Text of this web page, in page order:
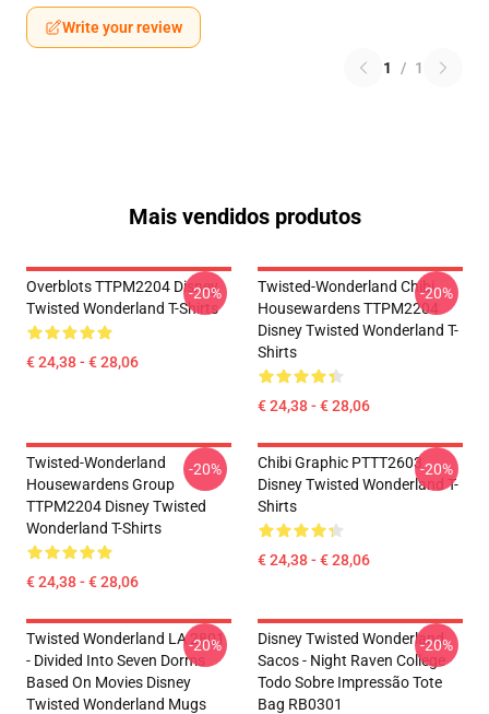
Write your review
1 / 1
Mais vendidos produtos
Overblots TTPM2204 Disney
Twisted Wonderland T-Shirts
€ 24,38 - € 28,06
-20%
Twisted-Wonderland Chibi
Housewardens TTPM2204
Disney Twisted Wonderland T-
Shirts
€ 24,38 - € 28,06
-20%
Twisted-Wonderland
Housewardens Group
TTPM2204 Disney Twisted
Wonderland T-Shirts
€ 24,38 - € 28,06
-20%
Chibi Graphic PTTT2603
Disney Twisted Wonderland T-
Shirts
€ 24,38 - € 28,06
-20%
Twisted Wonderland LA 2801
- Divided Into Seven Dorms
Based On Movies Disney
Twisted Wonderland Mugs
-20%
Disney Twisted Wonderland
Sacos - Night Raven College
Todo Sobre Impressão Tote
Bag RB0301
-20%